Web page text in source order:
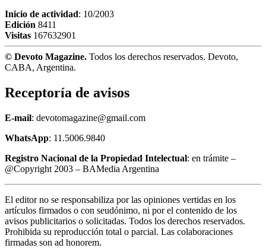
Inicio de actividad: 10/2003
Edición 8411
Visitas 167632901
© Devoto Magazine. Todos los derechos reservados. Devoto,
CABA, Argentina.
Receptoría de avisos
E-mail: devotomagazine@gmail.com
WhatsApp: 11.5006.9840
Registro Nacional de la Propiedad Intelectual: en trámite –
@Copyright 2003 – BAMedia Argentina
El editor no se responsabiliza por las opiniones vertidas en los
artículos firmados o con seudónimo, ni por el contenido de los
avisos publicitarios o solicitadas. Todos los derechos reservados.
Prohibida su reproducción total o parcial. Las colaboraciones
firmadas son ad honorem.